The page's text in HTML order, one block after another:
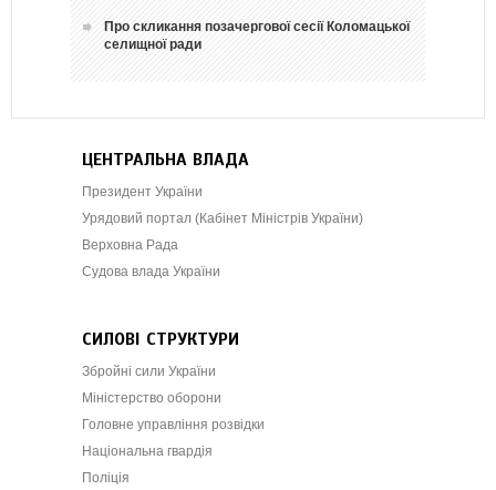
Про скликання позачергової сесії Коломацької
селищної ради
ЦЕНТРАЛЬНА ВЛАДА
Президент України
Урядовий портал (Кабінет Міністрів України)
Верховна Рада
Судова влада України
СИЛОВІ СТРУКТУРИ
Збройні сили України
Міністерство оборони
Головне управління розвідки
Національна гвардія
Поліція